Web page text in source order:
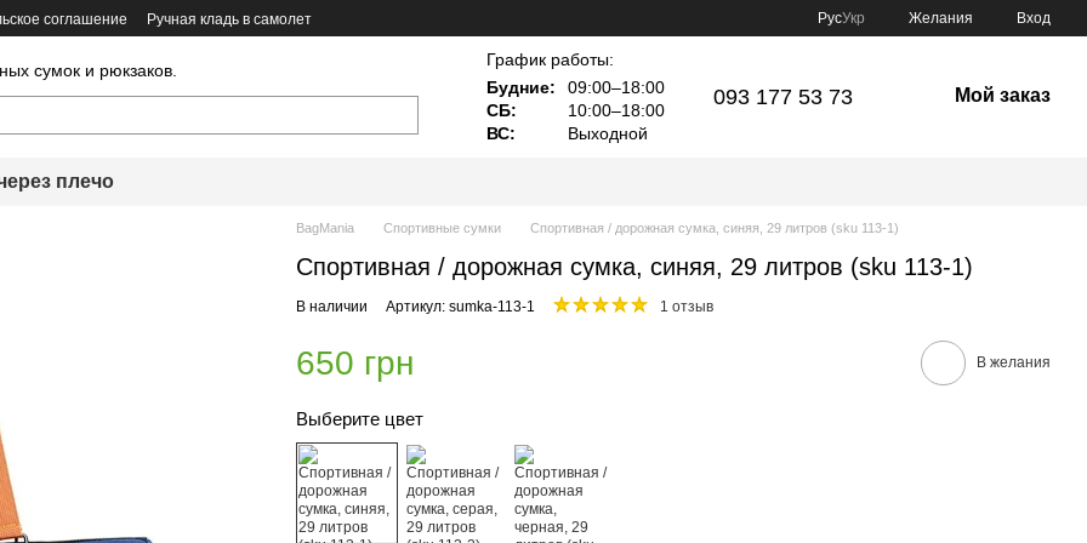
соглашение Ручная кладь в самолет РусУкр Желания Вход
сумок и рюкзаков.
График работы:
Будние:
09:00–18:00
СБ:
10:00–18:00
ВС:
Выходной
093 177 53 73 Мой заказ
плечо
BagMania Спортивные сумки Спортивная / дорожная сумка, синяя, 29 литров (sku 113-1)
Спортивная / дорожная сумка, синяя, 29 литров (sku 113-1)
В наличии Артикул: sumka-113-1 1 отзыв
650 грн В желания
Выберите цвет